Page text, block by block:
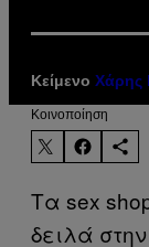
Κείμενο Χάρης
Kοινοποίηση
Τα sex
δειλά